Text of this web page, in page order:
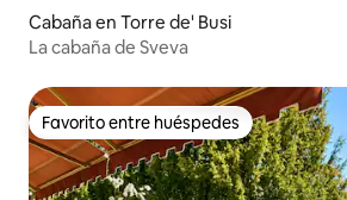
Cabaña en Torre de' Busi
La cabaña de Sveva
Favorito entre huéspedes
Favorito entre huéspedes